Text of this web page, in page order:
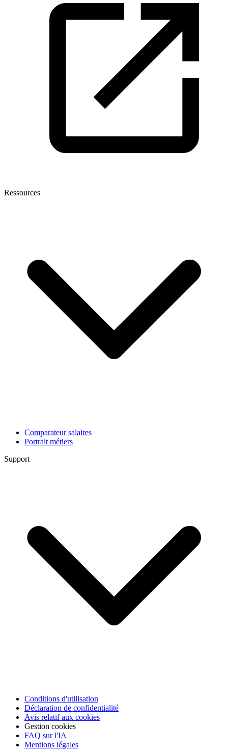
Ressources
Comparateur salaires
Portrait métiers
Support
Conditions d'utilisation
Déclaration de confidentialité
Avis relatif aux cookies
Gestion cookies
FAQ sur l'IA
Mentions légales